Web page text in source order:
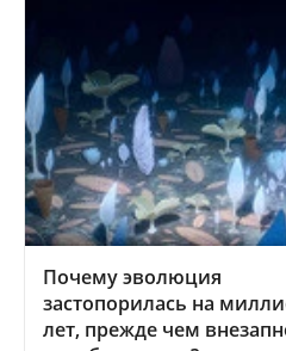
Почему эволюция
застопорилась на
лет, прежде чем